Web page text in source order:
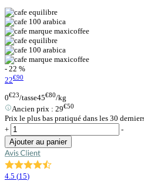
- 22 %
22€90
0€23/tasse45€80/kg
Ancien prix : 29€50
Prix le plus bas pratiqué dans les 30
+
-
Ajouter au panier
4.5 (15)